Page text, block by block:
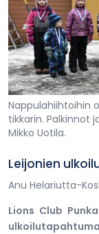
Nappulahiihtoihin
tikkarin. Palkinnot
Mikko Uotila.
Leijonien
Anu Helariutta-
Lions Club